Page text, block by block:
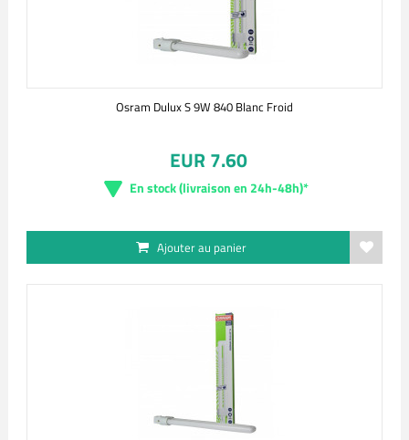
Osram Dulux S 9W 840 Blanc Froid
EUR 7.60
En stock (livraison en 24h-48h)*
Ajouter au panier